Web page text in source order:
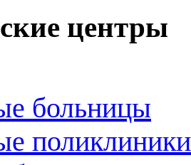
центры
больницы
поликлиники